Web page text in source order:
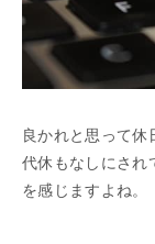
良かれと思って休
代休もなしにされ
を感じますよね。